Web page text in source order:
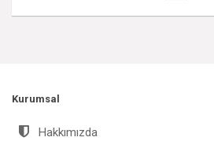
Kurumsal
Hakkımızda